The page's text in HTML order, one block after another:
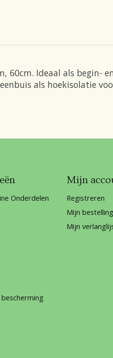
60cm. Ideaal als begin-
als hoekisolatie
Onderdelen
Mijn
Registreren
Mijn
Mijn